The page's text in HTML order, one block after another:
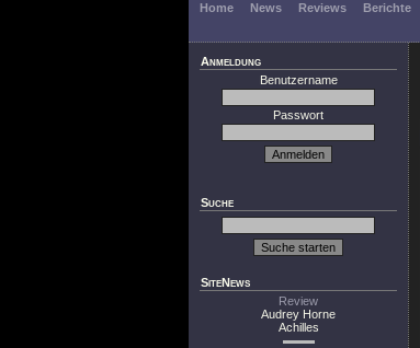
Home News Reviews Berichte
Anmeldung
Benutzername
Passwort
Suche
SiteNews
Review
Audrey Horne
Achilles